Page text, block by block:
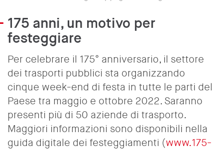
175 anni, un motivo per
festeggiare
Per celebrare il 175° anniversario, il settore
dei trasporti pubblici sta organizzando
cinque week-end di festa in tutte le parti del
Paese tra maggio e ottobre 2022. Saranno
presenti più di 50 aziende di trasporto.
Maggiori informazioni sono disponibili nella
guida digitale dei festeggiamenti (www.175-